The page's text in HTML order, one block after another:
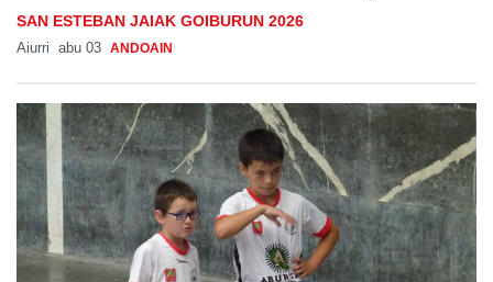
SAN ESTEBAN JAIAK GOIBURUN 2026
Aiurri abu 03 ANDOAIN